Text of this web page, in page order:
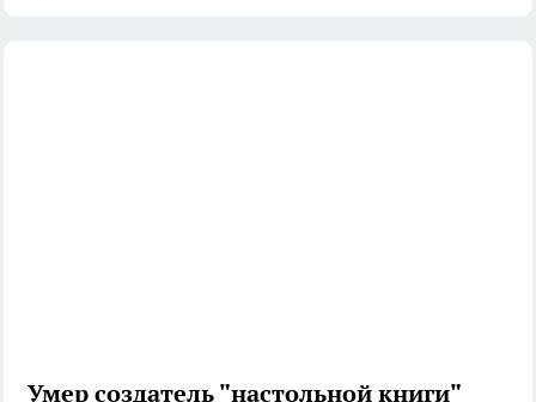
Умер создатель "настольной книги"